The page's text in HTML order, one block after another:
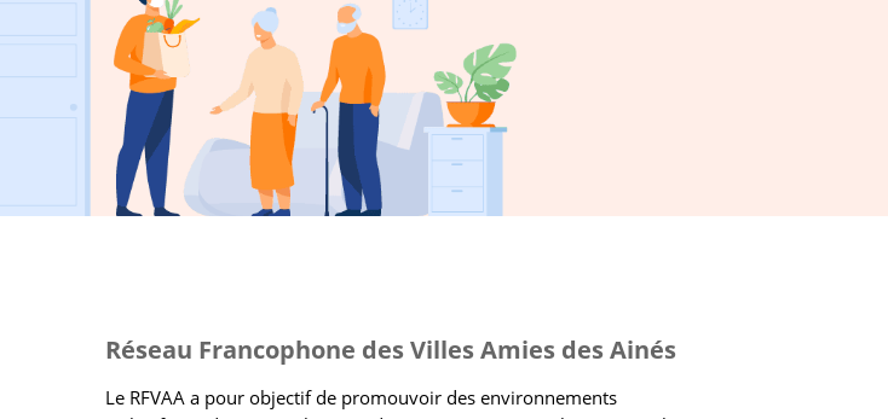
Réseau Francophone des Villes Amies des Ainés
Le RFVAA a pour objectif de promouvoir des environnements